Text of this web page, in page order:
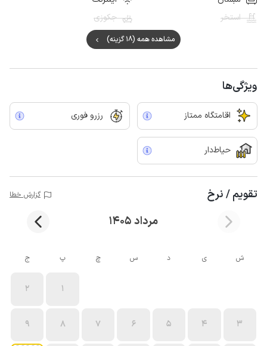
استخر
جکوزی
مشاهده همه (18 گزینه)
ویژگی‌ها
اقامتگاه ممتاز رزرو فوری
حیاط‌دار
تقویم / نرخ گزارش خطا
مرداد 1405
ش ی د س چ پ ج
1
2
3
4
5
6
7
8
9